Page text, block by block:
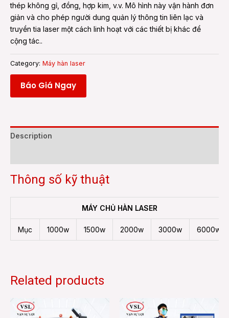
thép không gỉ, đồng, hợp kim, v.v. Mô hình này vận hành đơn
giản và cho phép người dung quản lý thông tin liên lạc và
truyền tia laser một cách linh hoạt với các thiết bị khác để
cộng tác..
Category: Máy hàn laser
Báo Giá Ngay
Description
Thông số kỹ thuật
MÁY CHỦ HÀN LASER
Mục 1000w 1500w 2000w 3000w 6000w
Related products